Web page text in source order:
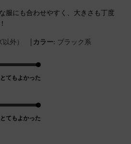
服にも合わせやすく、大きさも丁度
外） | カラー: ブラック系
とてもよかった
とてもよかった